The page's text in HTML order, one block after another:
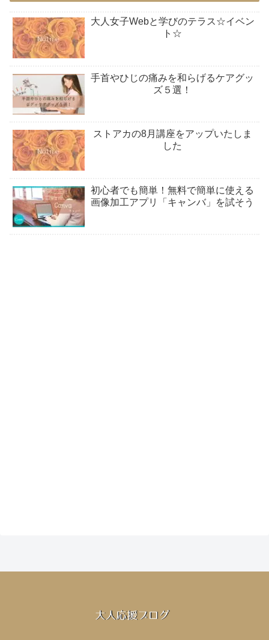
大人女子Webと学びのテラス☆イベン
ト☆
手首やひじの痛みを和らげるケアグッ
ズ５選！
ストアカの8月講座をアップいたしま
した
初心者でも簡単！無料で簡単に使える
画像加工アプリ「キャンバ」を試そう